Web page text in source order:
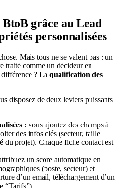
grâce au Lead
personnalisées
Mais tous ne se valent pas : un
traité comme un décideur en
? La qualification des
disposez de deux leviers puissants
: vous ajoutez des champs à
des infos clés (secteur, taille
du projet). Chaque fiche contact est
un score automatique en
(poste, secteur) et
d’un email, téléchargement d’un
“Tarifs”).